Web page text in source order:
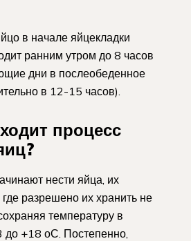
в начале яйцекладки
ранним утром до 8 часов
дни в послеобеденное
в 12-15 часов).
процесс
нести яйца, их
разрешено их хранить не
температуру в
до +18 оС. Постепенно,